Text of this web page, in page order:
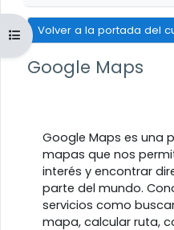
Abrir índice del curso
Volver a la portada del
Google Maps
Google Maps es una
mapas que nos
interés y encontrar
parte del mundo.
servicios como
mapa, calcular ruta,